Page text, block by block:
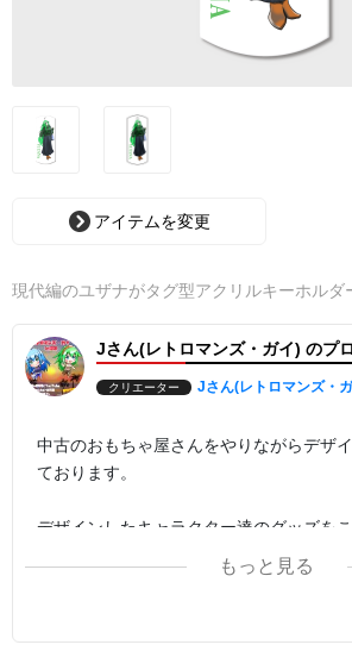
アイテムを変更
現代編のユザナがタグ型アクリルキーホルダ
Jさん(レトロマンズ・ガイ) のプ
クリエーター Jさん(レトロマンズ・
中古のおもちゃ屋さんをやりながらデザ
ております。
デザインしたキャラクター達のグッズを
もっと見る